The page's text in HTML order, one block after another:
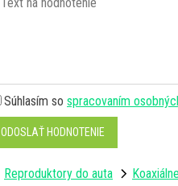
Súhlasím so spracovaním
ODOSLAŤ HODNOTENIE
Reproduktory do auta Koaxiálne